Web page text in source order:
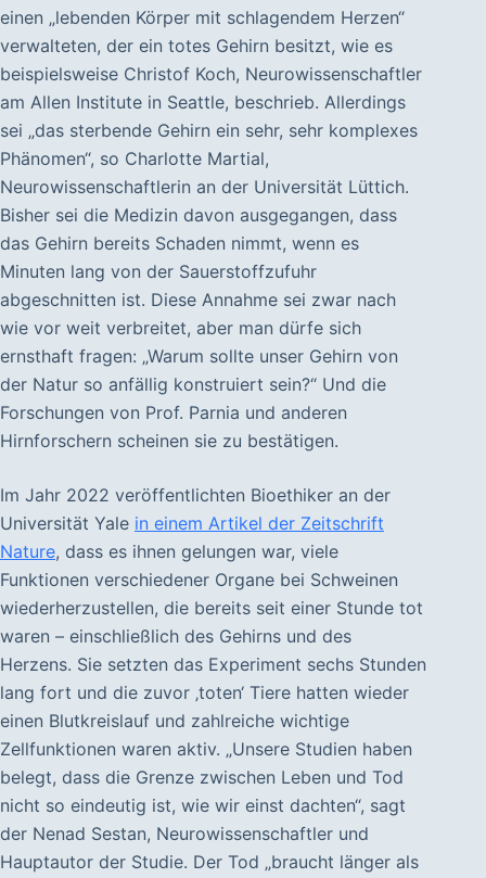
einen „lebenden Körper mit schlagendem Herzen“
verwalteten, der ein totes Gehirn besitzt, wie es
beispielsweise Christof Koch, Neurowissenschaftler
am Allen Institute in Seattle, beschrieb. Allerdings
sei „das sterbende Gehirn ein sehr, sehr komplexes
Phänomen“, so Charlotte Martial,
Neurowissenschaftlerin an der Universität Lüttich.
Bisher sei die Medizin davon ausgegangen, dass
das Gehirn bereits Schaden nimmt, wenn es
Minuten lang von der Sauerstoffzufuhr
abgeschnitten ist. Diese Annahme sei zwar nach
wie vor weit verbreitet, aber man dürfe sich
ernsthaft fragen: „Warum sollte unser Gehirn von
der Natur so anfällig konstruiert sein?“ Und die
Forschungen von Prof. Parnia und anderen
Hirnforschern scheinen sie zu bestätigen.
Im Jahr 2022 veröffentlichten Bioethiker an der
Universität Yale in einem Artikel der Zeitschrift
Nature, dass es ihnen gelungen war, viele
Funktionen verschiedener Organe bei Schweinen
wiederherzustellen, die bereits seit einer Stunde tot
waren – einschließlich des Gehirns und des
Herzens. Sie setzten das Experiment sechs Stunden
lang fort und die zuvor ‚toten‘ Tiere hatten wieder
einen Blutkreislauf und zahlreiche wichtige
Zellfunktionen waren aktiv. „Unsere Studien haben
belegt, dass die Grenze zwischen Leben und Tod
nicht so eindeutig ist, wie wir einst dachten“, sagt
der Nenad Sestan, Neurowissenschaftler und
Hauptautor der Studie. Der Tod „braucht länger als